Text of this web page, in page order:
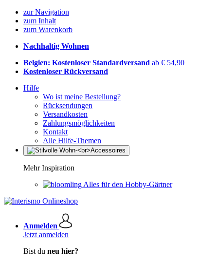
zur Navigation
zum Inhalt
zum Warenkorb
Nachhaltig Wohnen
Belgien: Kostenloser Standardversand ab € 54,90
Kostenloser Rückversand
Hilfe
Wo ist meine Bestellung?
Rücksendungen
Versandkosten
Zahlungsmöglichkeiten
Kontakt
Alle Hilfe-Themen
Mehr Inspiration
Alles für den Hobby-Gärtner
Anmelden
Jetzt anmelden
Bist du neu hier?